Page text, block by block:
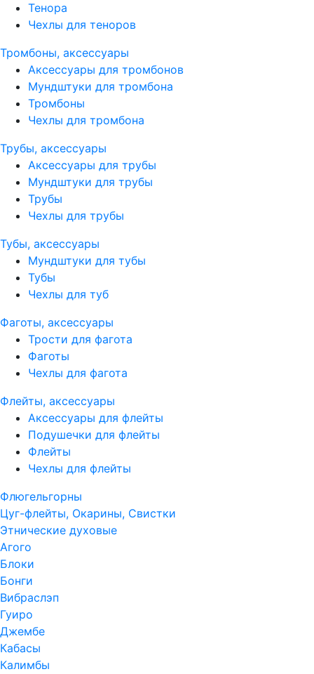
Тенора
Чехлы для теноров
Тромбоны, аксессуары
Аксессуары для тромбонов
Мундштуки для тромбона
Тромбоны
Чехлы для тромбона
Трубы, аксессуары
Аксессуары для трубы
Мундштуки для трубы
Трубы
Чехлы для трубы
Тубы, аксессуары
Мундштуки для тубы
Тубы
Чехлы для туб
Фаготы, аксессуары
Трости для фагота
Фаготы
Чехлы для фагота
Флейты, аксессуары
Аксессуары для флейты
Подушечки для флейты
Флейты
Чехлы для флейты
Флюгельгорны
Цуг-флейты, Окарины, Свистки
Этнические духовые
Агого
Блоки
Бонги
Вибраслэп
Гуиро
Джембе
Кабасы
Калимбы